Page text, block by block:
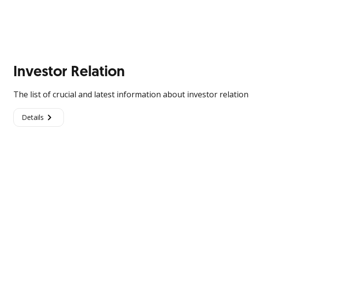
Investor Relation
The list of crucial and latest information about investor relation
Details